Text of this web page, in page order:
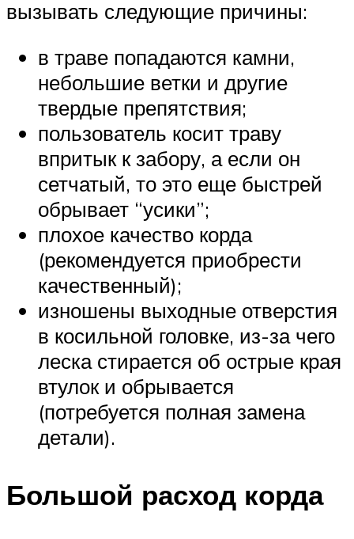
вызывать следующие причины:
в траве попадаются камни,
небольшие ветки и другие
твердые препятствия;
пользователь косит траву
впритык к забору, а если он
сетчатый, то это еще быстрей
обрывает “усики”;
плохое качество корда
(рекомендуется приобрести
качественный);
изношены выходные отверстия
в косильной головке, из-за чего
леска стирается об острые края
втулок и обрывается
(потребуется полная замена
детали).
Большой расход корда